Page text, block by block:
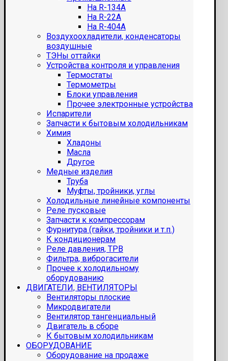
На R-134A
На R-22A
На R-404A
Воздухоохладители, конденсаторы
воздушные
ТЭНы оттайки
Устройства контроля и управления
Термостаты
Термометры
Блоки управления
Прочее электронные устройства
Испарители
Запчасти к бытовым холодильникам
Химия
Хладоны
Масла
Другое
Медные изделия
Труба
Муфты, тройники, углы
Холодильные линейные компоненты
Реле пусковые
Запчасти к компрессорам
Фурнитура (гайки, тройники и т.п.)
К кондиционерам
Реле давления, ТРВ
Фильтра, виброгасители
Прочее к холодильному
оборудованию
ДВИГАТЕЛИ, ВЕНТИЛЯТОРЫ
Вентиляторы плоские
Микродвигатели
Вентилятор тангенциальный
Двигатель в сборе
К бытовым холодильникам
ОБОРУДОВАНИЕ
Оборудование на продаже